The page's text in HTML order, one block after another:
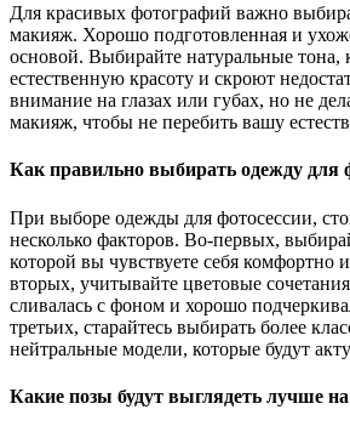
Для красивых фотографий важно
макияж. Хорошо подготовленная и
основой. Выбирайте натуральные тона,
естественную красоту и скроют
внимание на глазах или губах, но не
макияж, чтобы не перебить вашу
Как правильно выбирать одежду для
При выборе одежды для фотосессии,
несколько факторов. Во-первых,
которой вы чувствуете себя комфортно
вторых, учитывайте цветовые
сливалась с фоном и хорошо
третьих, старайтесь выбирать более
нейтральные модели, которые будут
Какие позы будут выглядеть лучше